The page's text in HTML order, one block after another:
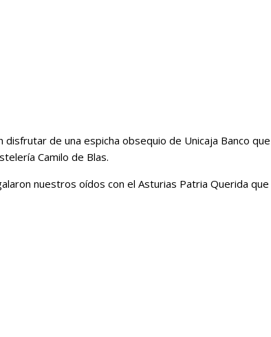
de una espicha obsequio de Unicaja Banco
Camilo de Blas.
nuestros oídos con el Asturias Patria Querida